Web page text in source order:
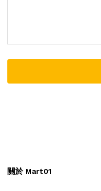
關於 Mart01